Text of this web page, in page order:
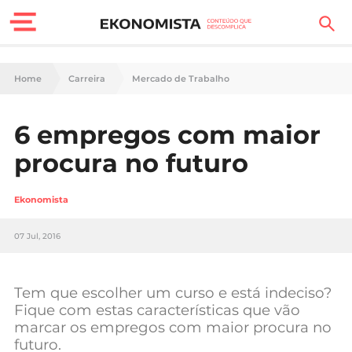
Finanças Pessoais
Carreira
Casa
Tecnologia
Negócios
Home Carreira Mercado de Trabalho
6 empregos com maior
procura no futuro
Ekonomista
07 Jul, 2016
Tem que escolher um curso e está indeciso?
Fique com estas características que vão
marcar os empregos com maior procura no
futuro.